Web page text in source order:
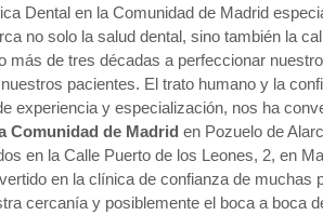
Dental en la Comunidad de Madrid
no solo la salud dental, sino también la
más de tres décadas a perfeccionar
pacientes. El trato humano y la
experiencia y especialización, nos ha
Comunidad de Madrid en Pozuelo de
en la Calle Puerto de los Leones, 2, en
en la clínica de confianza de muchas
cercanía y posiblemente el boca a boca